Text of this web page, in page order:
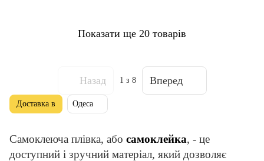
Показати ще 20 товарів
Назад 1 з 8 Вперед
Самоклеюча плівка, або самоклейка, - це
доступний і зручний матеріал, який дозволяє
Доставка в Одеса